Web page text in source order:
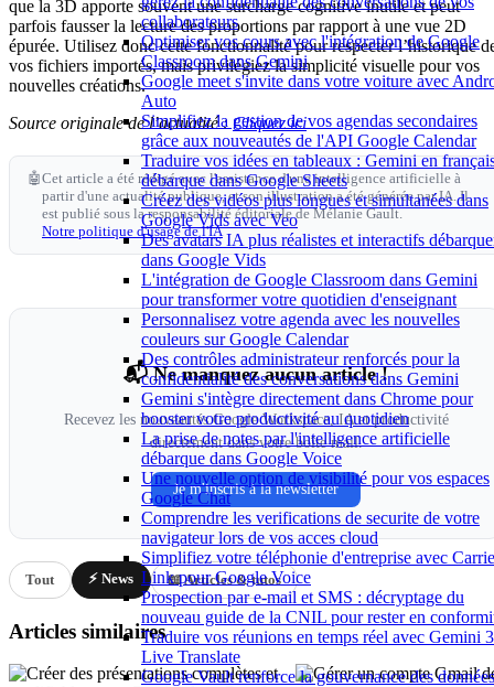
collaborateurs
Optimiser vos cours avec l'intégration de Google
Classroom dans Gemini
Google meet s'invite dans votre voiture avec
Auto
Simplifiez la gestion de vos agendas secondaires
grâce aux nouveautés de l'API Google Calendar
Traduire vos idées en tableaux : Gemini en
débarque dans Google Sheets
Créez des vidéos plus longues et simultanées dans
Google Vids avec Veo
Des avatars IA plus réalistes et interactifs
dans Google Vids
L'intégration de Google Classroom dans Gemini
pour transformer votre quotidien d'enseignant
Personnalisez votre agenda avec les nouvelles
couleurs sur Google Calendar
Des contrôles administrateur renforcés pour la
confidentialité des conversations dans Gemini
Gemini s'intègre directement dans Chrome pour
booster votre productivité au quotidien
La prise de notes par l'intelligence artificielle
débarque dans Google Voice
Une nouvelle option de visibilité pour vos espaces
Google Chat
Comprendre les verifications de securite de votre
navigateur lors de vos acces cloud
Simplifiez votre téléphonie d'entreprise avec
Link pour Google Voice
Prospection par e-mail et SMS : décryptage du
nouveau guide de la CNIL pour rester en
Traduire vos réunions en temps réel avec Gemini
Live Translate
Google Vault renforce la gouvernance des données
que la 3D apporte souvent une surcharge cognitive inutile et peut
parfois fausser la lecture des proportions par rapport à une vue 2D
épurée. Utilisez donc cette fonctionnalité pour respecter l’historique
vos fichiers importés, mais privilégiez la simplicité visuelle pour vos
nouvelles créations.
Source originale de l’actualité :Cliquez ici
🤖Cet article a été rédigé avec l'assistance d'une intelligence artificielle à
partir d'une actualité publique, et son illustration a été générée par IA. Il
est publié sous la responsabilité éditoriale de Mélanie Gault.
Notre politique d'usage de l'IA
📬 Ne manquez aucun article !
Recevez les nouveautés Google Workspace, IA et productivité
directement dans votre boîte mail.
Je m'inscris à la newsletter
Tout ⚡ News 📖 Articles & tutos
Articles similaires